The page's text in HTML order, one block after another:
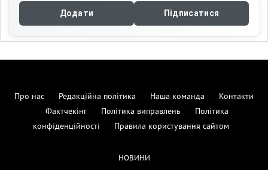
Додати Підписатися
Про нас Редакційна політика Наша команда
Контакти
Фактчекінг
Політика виправлень
Політика
конфіденційності
Правила користування сайтом
НОВИНИ